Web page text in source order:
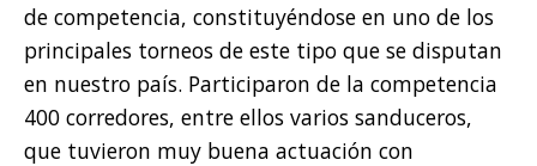
de competencia, constituyéndose en uno de los
principales torneos de este tipo que se disputan
en nuestro país. Participaron de la competencia
400 corredores, entre ellos varios sanduceros,
que tuvieron muy buena actuación con